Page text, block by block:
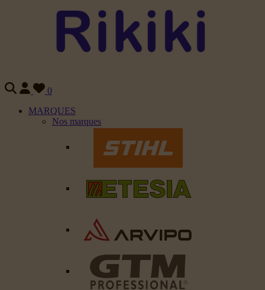
0
MARQUES
Nos marques